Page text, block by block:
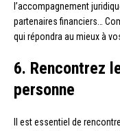
l’accompagnement
partenaires financiers…
qui répondra au mieux à
6. Rencontrez
personne
Il est essentiel de